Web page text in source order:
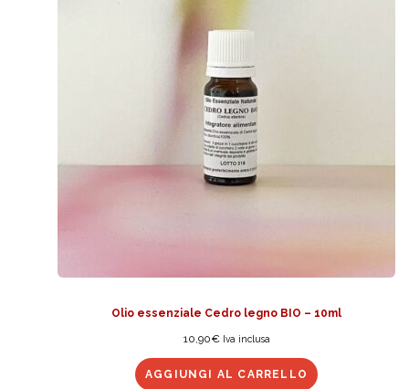
Olio essenziale Cedro legno BIO – 10ml
10,90€ Iva inclusa
AGGIUNGI AL CARRELLO